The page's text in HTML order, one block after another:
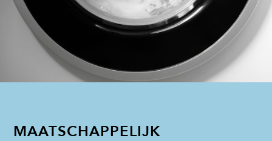
MAATSCHAPPELIJK